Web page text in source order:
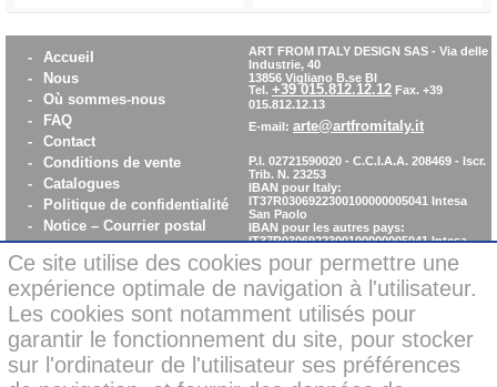
-
Accueil
-
Nous
-
Où sommes-nous
-
FAQ
-
Contact
-
Conditions de vente
-
Catalogues
-
Politique de confidentialité
-
Notice – Courrier postal
- Cookie policy
- WhistleBlowing
- Parità di Genere
ART FROM ITALY DESIGN SAS - Via delle
Industrie, 40
13856 Vigliano B.se BI
Tel. +39 015.812.12.12 Fax. +39
015.812.12.13
E-mail: arte@artfromitaly.it
P.I. 02721590020 - C.C.I.A.A. 208469 - Iscr.
Trib. N. 23253
IBAN pour Italy:
IT37R0306922300100000005041
Intesa
San Paolo
IBAN pour les autres pays:
IT37R0306922300100000005041 Intesa
Nouveauté: Paiements sécurisées par
carte de crédit en ligne
Ce site utilise des cookies pour permettre une
expérience optimale de navigation à l'utilisateur.
Les cookies sont notamment utilisés pour
garantir le fonctionnement du site, pour stocker
sur l'ordinateur de l'utilisateur ses préférences